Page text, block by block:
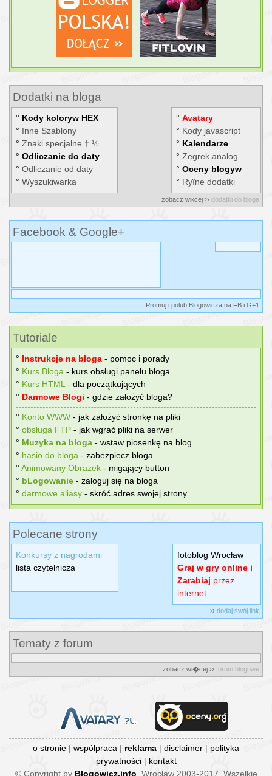
Dodatki na bloga
° Kody kolorуw HEX
° Inne Szablony
° Znaki specjalne † ½
° Odliczanie do daty
° Odliczanie od daty
° Wyszukiwarka
° Avatary
° Kody javascript
° Kalendarze
° Zegrek analog
° Oceny blogуw
° Rуїne dodatki
zobacz wiкcej ›› dodatki do bloga
Facebook & Google+
Promuj i polub Blogowicza na FB i G+1
Tutoriale
° Instrukcje na bloga - pomoc i porady
° Kurs Bloga - kurs obsługi panelu bloga
° Kurs HTML - dla początkujących
° Darmowe Blogi - gdzie założyć bloga?
° Konto WWW - jak założyć stronkę na pliki
° obsługa FTP - jak wgrać pliki na serwer
° Muzyka na bloga - wstaw piosenkę na blog
° hasіo do bloga - zabezpiecz bloga
° Animowany Obrazek - migający button
° bLogowanie - zaloguj się na bloga
° darmowe aliasy - skróć adres swojej strony
Polecane strony
Konkursy z nagrodami
lista czytelnicza
fotoblog Wrocław
Graj w gry online i
Zarabiaj przez
internet
›› dodaj swój link
Tematy z forum
zobacz wi�cej ›› forum blogowe
o stronie | współpraca | reklama | disclaimer | polityka
prywatności| kontakt
© Copyright by Blogowicz.info , Wrocław 2003-2017. Wszelkie